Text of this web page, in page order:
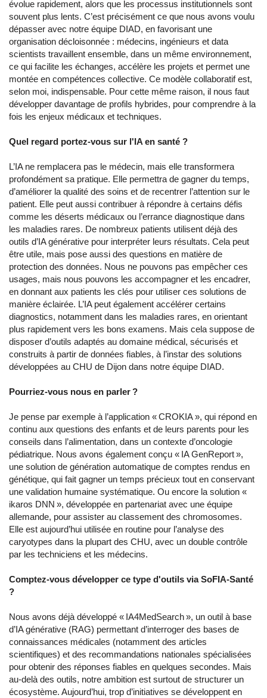
évolue rapidement, alors que les processus institutionnels sont
souvent plus lents. C’est précisément ce que nous avons voulu
dépasser avec notre équipe DIAD, en favorisant une
organisation décloisonnée : médecins, ingénieurs et data
scientists travaillent ensemble, dans un même environnement,
ce qui facilite les échanges, accélère les projets et permet une
montée en compétences collective. Ce modèle collaboratif est,
selon moi, indispensable. Pour cette même raison, il nous faut
développer davantage de profils hybrides, pour comprendre à la
fois les enjeux médicaux et techniques.
Quel regard portez-vous sur l'IA en santé ?
L’IA ne remplacera pas le médecin, mais elle transformera
profondément sa pratique. Elle permettra de gagner du temps,
d’améliorer la qualité des soins et de recentrer l’attention sur le
patient. Elle peut aussi contribuer à répondre à certains défis
comme les déserts médicaux ou l’errance diagnostique dans
les maladies rares. De nombreux patients utilisent déjà des
outils d’IA générative pour interpréter leurs résultats. Cela peut
être utile, mais pose aussi des questions en matière de
protection des données. Nous ne pouvons pas empêcher ces
usages, mais nous pouvons les accompagner et les encadrer,
en donnant aux patients les clés pour utiliser ces solutions de
manière éclairée. L’IA peut également accélérer certains
diagnostics, notamment dans les maladies rares, en orientant
plus rapidement vers les bons examens. Mais cela suppose de
disposer d’outils adaptés au domaine médical, sécurisés et
construits à partir de données fiables, à l’instar des solutions
développées au CHU de Dijon dans notre équipe DIAD.
Pourriez-vous nous en parler ?
Je pense par exemple à l’application « CROKIA », qui répond en
continu aux questions des enfants et de leurs parents pour les
conseils dans l’alimentation, dans un contexte d’oncologie
pédiatrique. Nous avons également conçu « IA GenReport »,
une solution de génération automatique de comptes rendus en
génétique, qui fait gagner un temps précieux tout en conservant
une validation humaine systématique. Ou encore la solution «
ikaros DNN », développée en partenariat avec une équipe
allemande, pour assister au classement des chromosomes.
Elle est aujourd’hui utilisée en routine pour l’analyse des
caryotypes dans la plupart des CHU, avec un double contrôle
par les techniciens et les médecins.
Comptez-vous développer ce type d'outils via SoFIA-Santé
?
Nous avons déjà développé « IA4MedSearch », un outil à base
d’IA générative (RAG) permettant d’interroger des bases de
connaissances médicales (notamment des articles
scientifiques) et des recommandations nationales spécialisées
pour obtenir des réponses fiables en quelques secondes. Mais
au-delà des outils, notre ambition est surtout de structurer un
écosystème. Aujourd’hui, trop d’initiatives se développent en